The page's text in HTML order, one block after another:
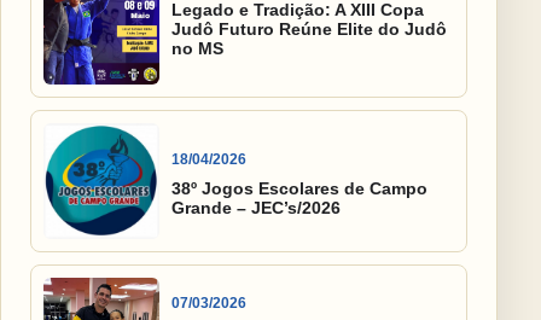
Legado e Tradição: A XIII Copa
Judô Futuro Reúne Elite do Judô
no MS
18/04/2026
38º Jogos Escolares de Campo
Grande – JEC’s/2026
07/03/2026